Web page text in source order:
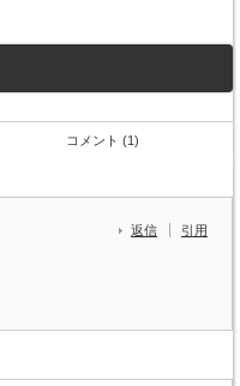
コメント (1)
返信 引用